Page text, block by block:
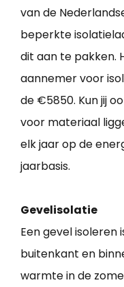
van de
beperkte
dit aan te pakken.
aannemer voor
de €5850. Kun jij
voor materiaal
elk jaar op de
jaarbasis.
Gevelisolatie
Een gevel isoleren
buitenkant en
warmte in de